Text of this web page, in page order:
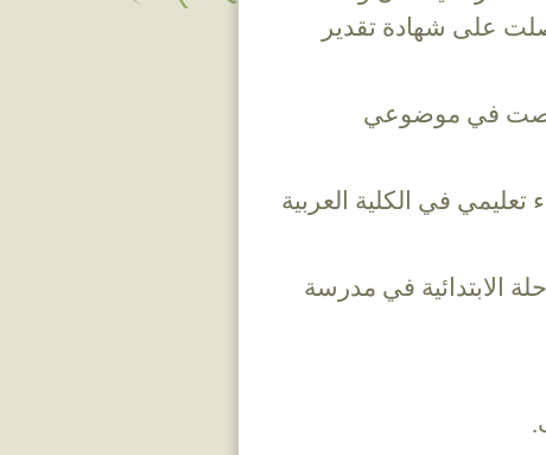
على شهادة تقدير
في موضوعي
تعليمي في الكلية العربية
الابتدائية في مدرسة